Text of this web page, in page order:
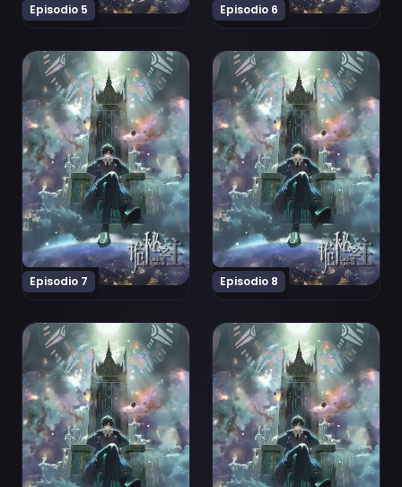
Episodio 5 Episodio 6
Episodio 7
Ver Guimi Zhi Zhu: Xiaochou Pian Episodio 7
Episodio 8
Ver Guimi Zhi Zhu:
Ver Guimi Zhi Zhu: Xiaochou Pian Episodio 9
Ver Guimi Zhi Zhu: